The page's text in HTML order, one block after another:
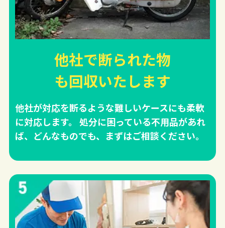
他社で断られた物
も回収いたします
他社が対応を断るような難しいケースにも柔軟
に対応します。 処分に困っている不用品があれ
ば、どんなものでも、まずはご相談ください。